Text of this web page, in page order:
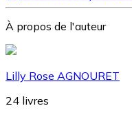
À propos de l'auteur
Lilly Rose AGNOURET
24 livres